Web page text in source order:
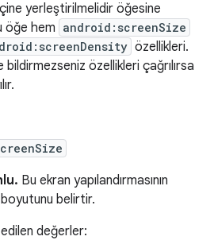
yerleştirilmelidir öğesine
öğe hem android:screenSize
özellikleri.
bildirmezseniz özellikleri çağrılırsa
Bu ekran yapılandırmasının
belirtir.
değerler: